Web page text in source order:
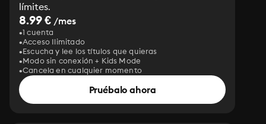
límites.
8.99 € /mes
1 cuenta
Acceso Ilimitado
Escucha y lee los títulos que quieras
Modo sin conexión + Kids Mode
Cancela en cualquier momento
Pruébalo ahora